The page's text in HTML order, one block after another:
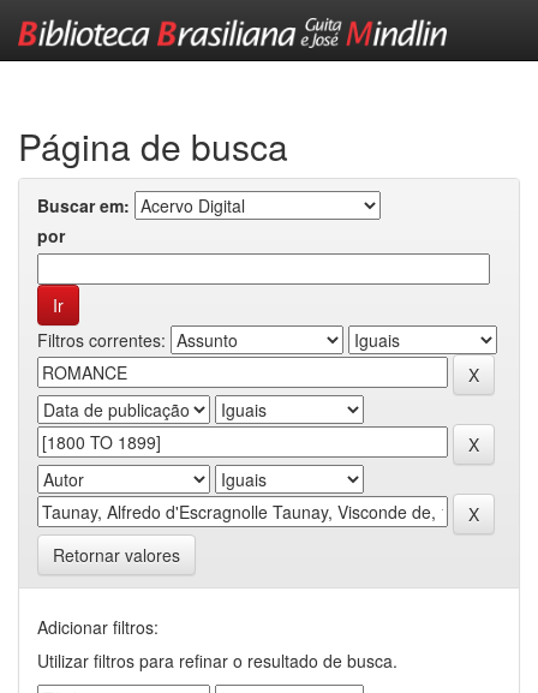
Página de busca
Buscar em:
por
Filtros correntes:
Retornar valores
Adicionar filtros:
Utilizar filtros para refinar o resultado de busca.